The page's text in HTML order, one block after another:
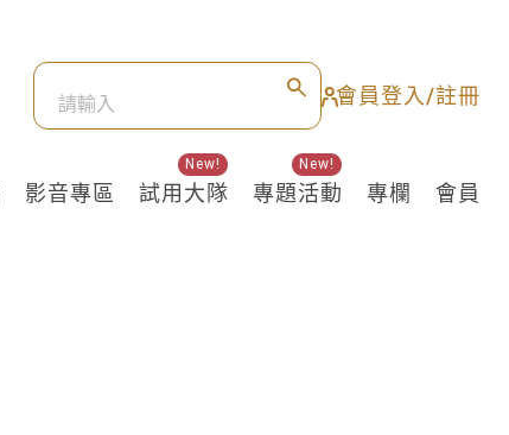
會員登入/註冊
影音專區 試用大隊
New!
專題活動
New!
專欄 會員